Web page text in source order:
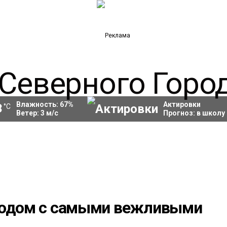
°C Влажность: 67%
Ветер: 3 м/с
Актировки
Прогноз: в школу
с самыми вежливыми